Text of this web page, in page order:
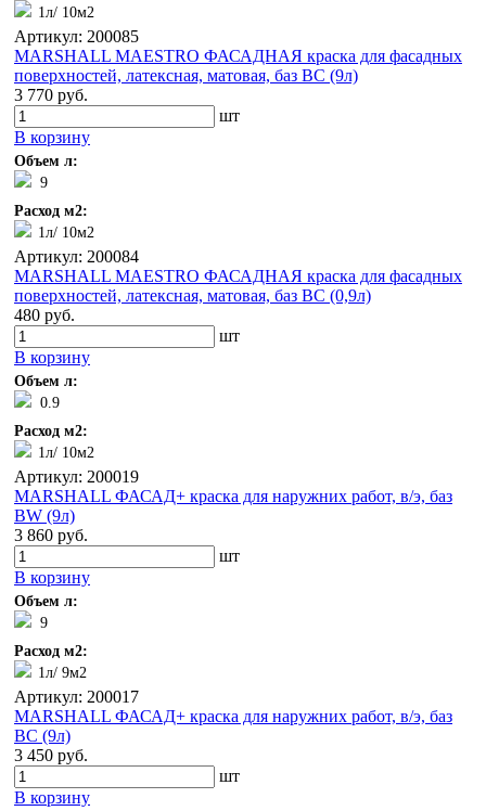
1л/ 10м2
Артикул: 200085
MARSHALL MAESTRO ФАСАДНАЯ краска для фасадных
поверхностей, латексная, матовая, баз BС (9л)
3 770 руб.
шт
В корзину
Объем л:
9
Расход м2:
1л/ 10м2
Артикул: 200084
MARSHALL MAESTRO ФАСАДНАЯ краска для фасадных
поверхностей, латексная, матовая, баз BС (0,9л)
480 руб.
шт
В корзину
Объем л:
0.9
Расход м2:
1л/ 10м2
Артикул: 200019
MARSHALL ФАСАД+ краска для наружних работ, в/э, баз
BW (9л)
3 860 руб.
шт
В корзину
Объем л:
9
Расход м2:
1л/ 9м2
Артикул: 200017
MARSHALL ФАСАД+ краска для наружних работ, в/э, баз
BC (9л)
3 450 руб.
шт
В корзину